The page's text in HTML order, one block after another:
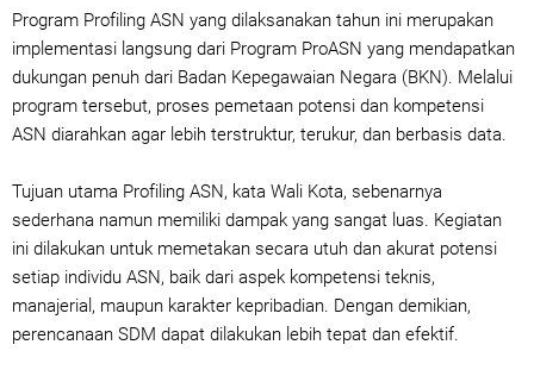
Program Profiling ASN yang dilaksanakan tahun ini merupakan
implementasi langsung dari Program ProASN yang mendapatkan
dukungan penuh dari Badan Kepegawaian Negara (BKN). Melalui
program tersebut, proses pemetaan potensi dan kompetensi
ASN diarahkan agar lebih terstruktur, terukur, dan berbasis data.
Tujuan utama Profiling ASN, kata Wali Kota, sebenarnya
sederhana namun memiliki dampak yang sangat luas. Kegiatan
ini dilakukan untuk memetakan secara utuh dan akurat potensi
setiap individu ASN, baik dari aspek kompetensi teknis,
manajerial, maupun karakter kepribadian. Dengan demikian,
perencanaan SDM dapat dilakukan lebih tepat dan efektif.